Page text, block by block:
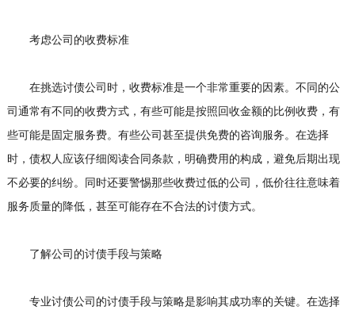
考虑公司的收费标准
在挑选讨债公司时，收费标准是一个非常重要的因素。不同的公
司通常有不同的收费方式，有些可能是按照回收金额的比例收费，有
些可能是固定服务费。有些公司甚至提供免费的咨询服务。在选择
时，债权人应该仔细阅读合同条款，明确费用的构成，避免后期出现
不必要的纠纷。同时还要警惕那些收费过低的公司，低价往往意味着
服务质量的降低，甚至可能存在不合法的讨债方式。
了解公司的讨债手段与策略
专业讨债公司的讨债手段与策略是影响其成功率的关键。在选择